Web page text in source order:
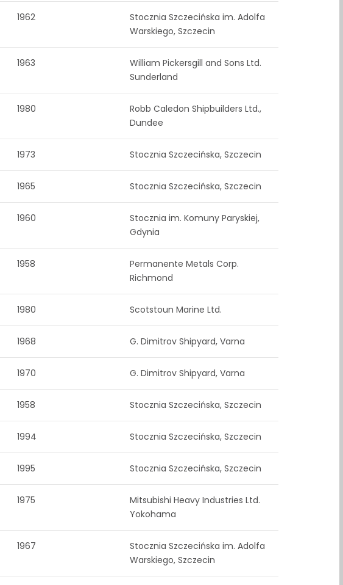
1962
Stocznia Szczecińska im. Adolfa
Warskiego, Szczecin
1963
William Pickersgill and Sons Ltd.
Sunderland
1980
Robb Caledon Shipbuilders Ltd.,
Dundee
1973 Stocznia Szczecińska, Szczecin
1965 Stocznia Szczecińska, Szczecin
1960
Stocznia im. Komuny Paryskiej,
Gdynia
1958
Permanente Metals Corp.
Richmond
1980 Scotstoun Marine Ltd.
1968 G. Dimitrov Shipyard, Varna
1970 G. Dimitrov Shipyard, Varna
1958 Stocznia Szczecińska, Szczecin
1994 Stocznia Szczecińska, Szczecin
1995 Stocznia Szczecińska, Szczecin
1975
Mitsubishi Heavy Industries Ltd.
Yokohama
1967
Stocznia Szczecińska im. Adolfa
Warskiego, Szczecin